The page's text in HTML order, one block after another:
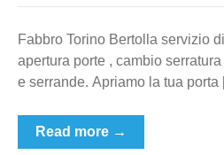
Fabbro Torino Bertolla servizio
apertura porte , cambio
e serrande. Apriamo la tua
Read more →